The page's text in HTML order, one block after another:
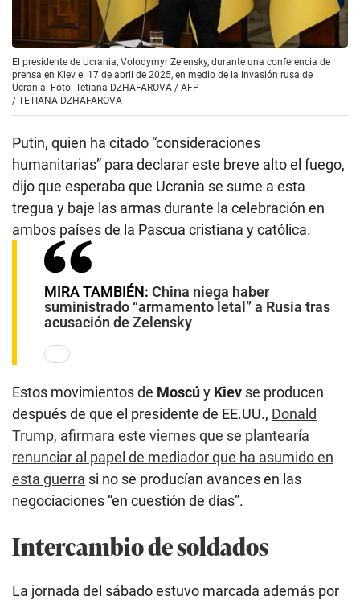
El presidente de Ucrania, Volodymyr Zelensky, durante una conferencia de
prensa en Kiev el 17 de abril de 2025, en medio de la invasión rusa de
Ucrania. Foto: Tetiana DZHAFAROVA / AFP
/ TETIANA DZHAFAROVA
Putin, quien ha citado “consideraciones
humanitarias” para declarar este breve alto el fuego,
dijo que esperaba que Ucrania se sume a esta
tregua y baje las armas durante la celebración en
ambos países de la Pascua cristiana y católica.
MIRA TAMBIÉN: China niega haber
suministrado “armamento letal” a Rusia tras
acusación de Zelensky
Estos movimientos de Moscúy Kiev se producen
después de que el presidente de EE.UU., Donald
Trump, afirmara este viernes que se plantearía
renunciar al papel de mediador que ha asumido en
esta guerra si no se producían avances en las
negociaciones “en cuestión de días”.
Intercambio de soldados
La jornada del sábado estuvo marcada además por